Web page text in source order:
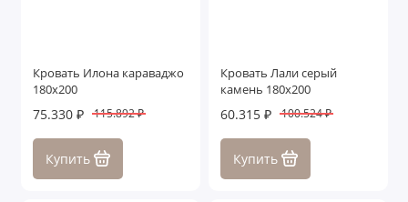
Кровать Илона караваджо
180х200
75.330 ₽ 115.892 ₽
Купить
Кровать Лали серый
камень 180х200
60.315 ₽ 100.524 ₽
Купить